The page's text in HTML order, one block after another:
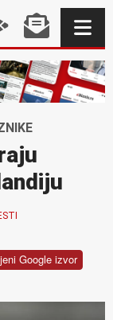
Google izvor